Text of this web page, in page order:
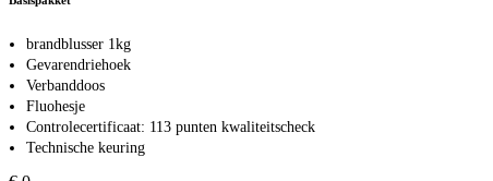
brandblusser 1kg
Gevarendriehoek
Verbanddoos
Fluohesje
Controlecertificaat: 113 punten kwaliteitscheck
Technische keuring